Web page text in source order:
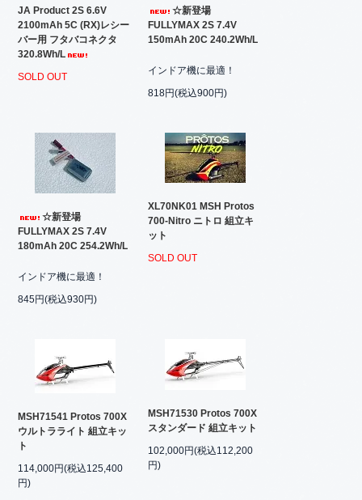
JA Product 2S 6.6V
2100mAh 5C (RX)レシー
バー用 フタバコネクタ
320.8Wh/L
SOLD OUT
☆新登場
FULLYMAX 2S 7.4V
150mAh 20C 240.2Wh/L
インドア機に最適！
818円(税込900円)
☆新登場
FULLYMAX 2S 7.4V
180mAh 20C 254.2Wh/L
インドア機に最適！
845円(税込930円)
XL70NK01 MSH Protos
700-Nitro ニトロ 組立キ
ット
SOLD OUT
MSH71541 Protos 700X
ウルトラライト 組立キッ
ト
114,000円(税込125,400
円)
MSH71530 Protos 700X
スタンダード 組立キット
102,000円(税込112,200
円)